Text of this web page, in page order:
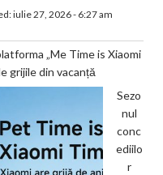
iulie 27, 2026 - 6:27 am
„Me Time is Xiaomi
grijile din vacanță
Sezo
nul
conc
ediilo
r